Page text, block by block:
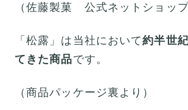
（佐藤製菓 公式ネットショップ
「松露」は当社において約半世
てきた商品です。
（商品パッケージ裏より）